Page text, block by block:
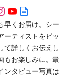
on SNS
Follow on SNS
Follow on
早くお届け。シー
ーティストをピッ
て詳しくお伝えし
もお楽しみに。最
ンタビュー写真は